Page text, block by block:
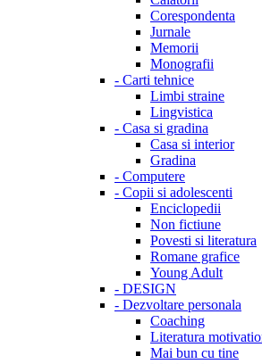
Corespondenta
Jurnale
Memorii
Monografii
- Carti tehnice
Limbi straine
Lingvistica
- Casa si gradina
Casa si interior
Gradina
- Computere
- Copii si adolescenti
Enciclopedii
Non fictiune
Povesti si literatura
Romane grafice
Young Adult
- DESIGN
- Dezvoltare personala
Coaching
Literatura
Mai bun cu tine